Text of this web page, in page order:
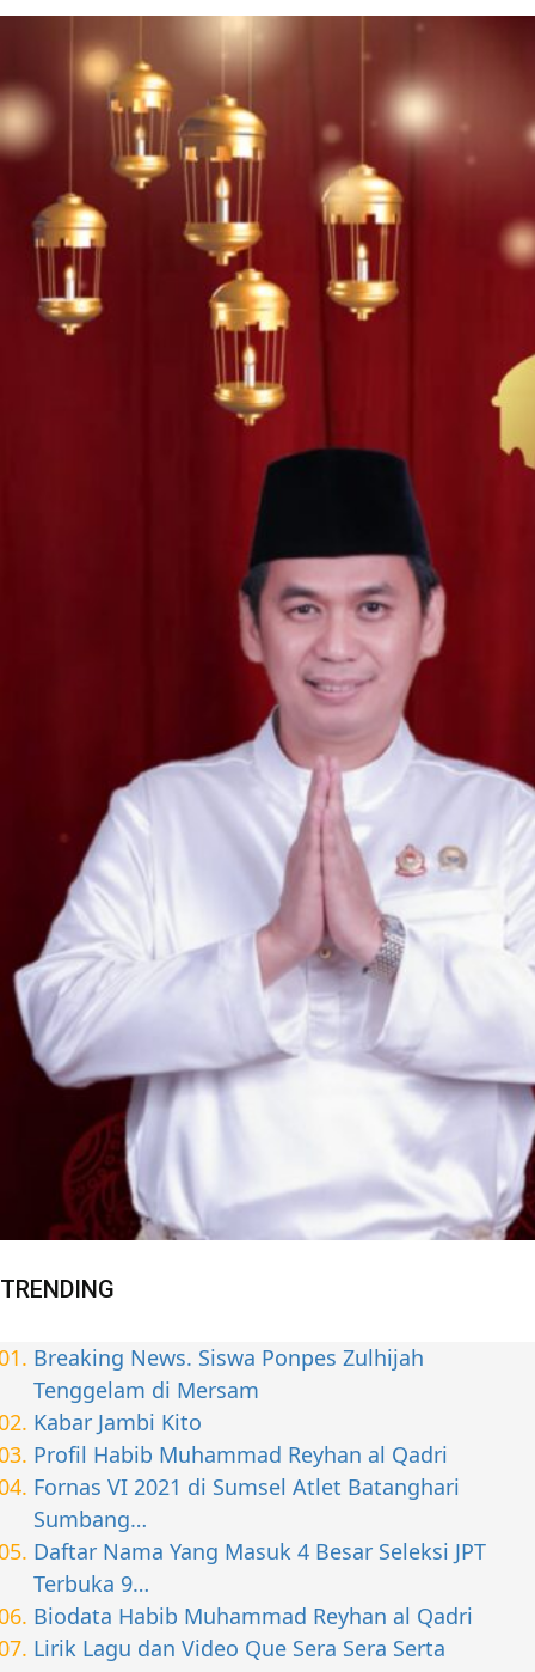
TRENDING
Breaking News. Siswa Ponpes Zulhijah
Tenggelam di Mersam
Kabar Jambi Kito
Profil Habib Muhammad Reyhan al Qadri
Fornas VI 2021 di Sumsel Atlet Batanghari
Sumbang…
Daftar Nama Yang Masuk 4 Besar Seleksi JPT
Terbuka 9…
Biodata Habib Muhammad Reyhan al Qadri
Lirik Lagu dan Video Que Sera Sera Serta